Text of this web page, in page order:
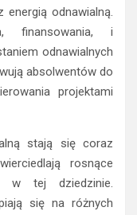
energią odnawialną.
finansowania, i
odnawialnych
absolwentów do
projektami
stają się coraz
rosnące
w tej dziedzinie.
się na różnych